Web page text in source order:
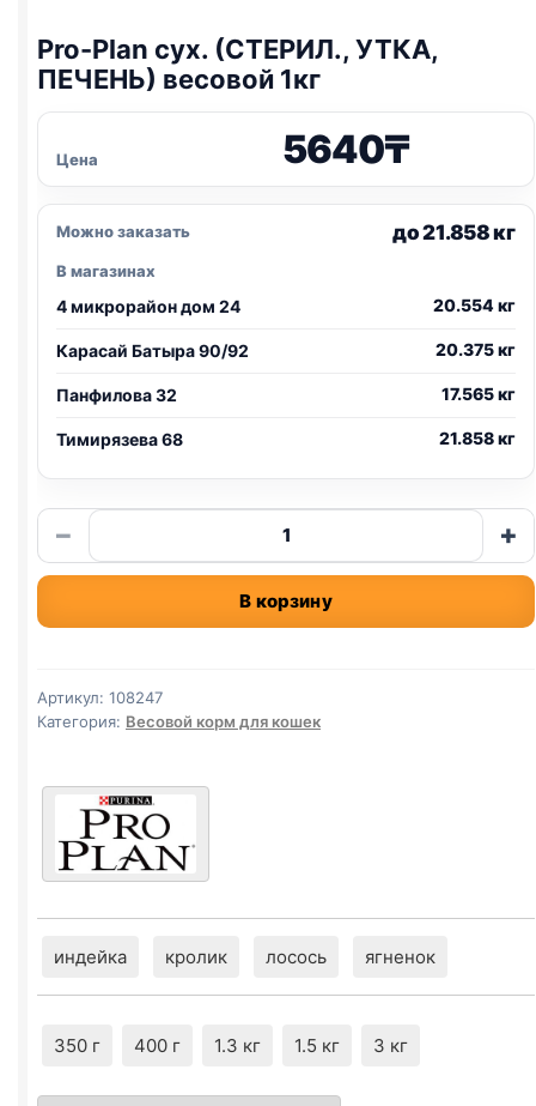
Pro-Plan сух. (СТЕРИЛ., УТКА,
ПЕЧЕНЬ) весовой 1кг
Цена 5640₸
Можно заказать до 21.858 кг
В магазинах
4 микрорайон дом 24 20.554 кг
Карасай Батыра 90/92 20.375 кг
Панфилова 32 17.565 кг
Тимирязева 68 21.858 кг
−
Количество
товара
Pro-
сух.
УТКА,
ПЕЧЕНЬ)
+
В корзину
Артикул: 108247
Категория: Весовой корм для кошек
индейка кролик лосось ягненок
350 г 400 г 1.3 кг 1.5 кг 3 кг